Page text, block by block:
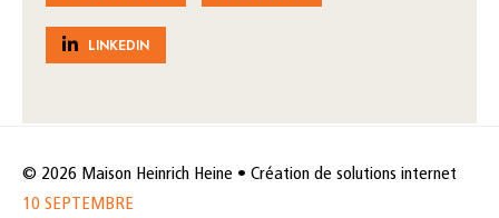
LINKEDIN
© 2026 Maison Heinrich Heine • Création de solutions internet
10 SEPTEMBRE